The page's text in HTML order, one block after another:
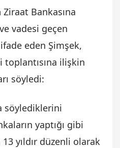
Bankasına
vadesi geçen
eden Şimşek,
toplantısına ilişkin
söyledi:
söylediklerini
yaptığı gibi
yıldır düzenli olarak